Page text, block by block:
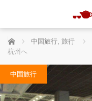
ホーム 中国旅行, 旅行
杭州へ
中国旅行